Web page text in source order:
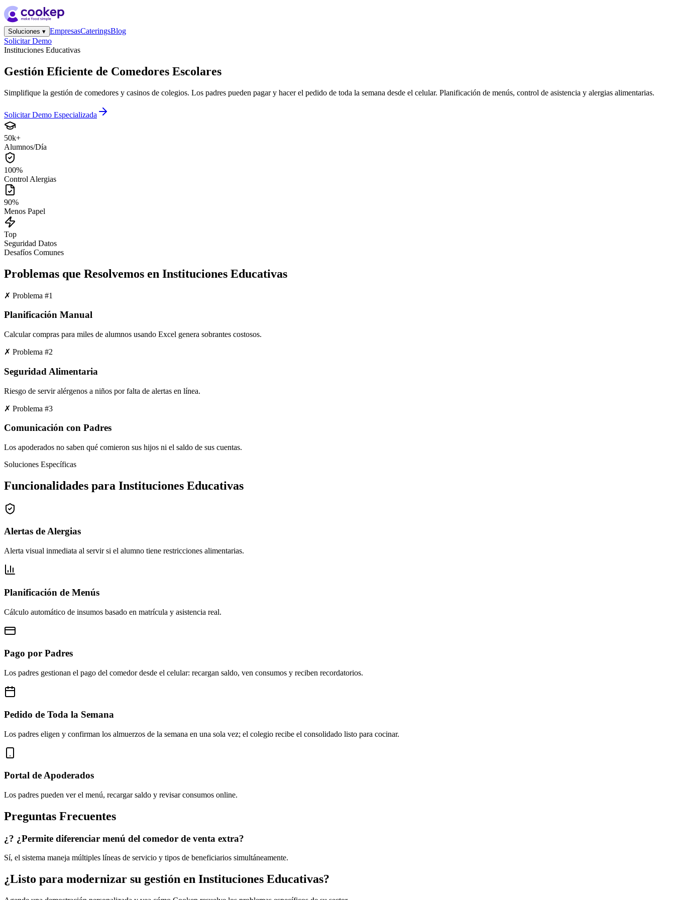
Soluciones ▾ EmpresasCateringsBlog
Solicitar Demo
Instituciones Educativas
Gestión Eficiente de Comedores Escolares
Simplifique la gestión de comedores y casinos de colegios. Los padres pueden pagar y hacer el pedido de toda la semana desde el celular. Planificación de menús, control de asistencia y alergias alimentarias.
Solicitar Demo Especializada
50k+
Alumnos/Día
100%
Control Alergias
90%
Menos Papel
Top
Seguridad Datos
Desafíos Comunes
Problemas que Resolvemos en Instituciones Educativas
✗ Problema #1
Planificación Manual
Calcular compras para miles de alumnos usando Excel genera sobrantes costosos.
✗ Problema #2
Seguridad Alimentaria
Riesgo de servir alérgenos a niños por falta de alertas en línea.
✗ Problema #3
Comunicación con Padres
Los apoderados no saben qué comieron sus hijos ni el saldo de sus cuentas.
Soluciones Específicas
Funcionalidades para Instituciones Educativas
Alertas de Alergias
Alerta visual inmediata al servir si el alumno tiene restricciones alimentarias.
Planificación de Menús
Cálculo automático de insumos basado en matrícula y asistencia real.
Pago por Padres
Los padres gestionan el pago del comedor desde el celular: recargan saldo, ven consumos y reciben recordatorios.
Pedido de Toda la Semana
Los padres eligen y confirman los almuerzos de la semana en una sola vez; el colegio recibe el consolidado listo para cocinar.
Portal de Apoderados
Los padres pueden ver el menú, recargar saldo y revisar consumos online.
Preguntas Frecuentes
¿? ¿Permite diferenciar menú del comedor de venta extra?
Sí, el sistema maneja múltiples líneas de servicio y tipos de beneficiarios simultáneamente.
¿Listo para modernizar su gestión en Instituciones Educativas?